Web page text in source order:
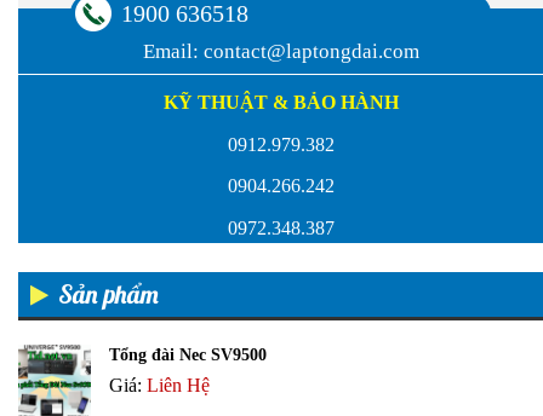
1900 636518
Email: contact@laptongdai.com
KỸ THUẬT & BẢO HÀNH
0912.979.382
0904.266.242
0972.348.387
Sản phẩm
Tổng đài Nec SV9500
Giá: Liên Hệ